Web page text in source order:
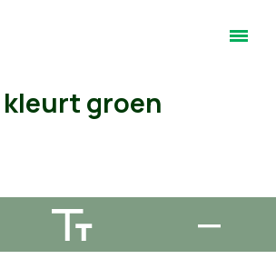
groen